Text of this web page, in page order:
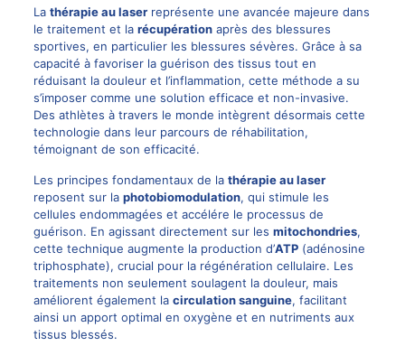
La thérapie au laserreprésente une avancée majeure dans
le traitement et la récupérationaprès des blessures
sportives, en particulier les blessures sévères. Grâce à sa
capacité à favoriser la guérison des tissus tout en
réduisant la douleur et l’inflammation, cette méthode a su
s’imposer comme une solution efficace et non-invasive.
Des athlètes à travers le monde intègrent désormais cette
technologie dans leur parcours de réhabilitation,
témoignant de son efficacité.
Les principes fondamentaux de la thérapie au laser
reposent sur la photobiomodulation, qui stimule les
cellules endommagées et accélére le processus de
guérison. En agissant directement sur les mitochondries,
cette technique augmente la production d’ATP(adénosine
triphosphate), crucial pour la régénération cellulaire. Les
traitements non seulement soulagent la douleur, mais
améliorent également la circulation sanguine, facilitant
ainsi un apport optimal en oxygène et en nutriments aux
tissus blessés.